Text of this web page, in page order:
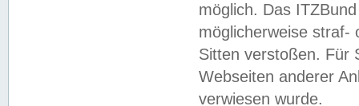
möglich. Das
möglicherweise straf-
Sitten verstoßen. Für
Webseiten anderer
verwiesen wurde.